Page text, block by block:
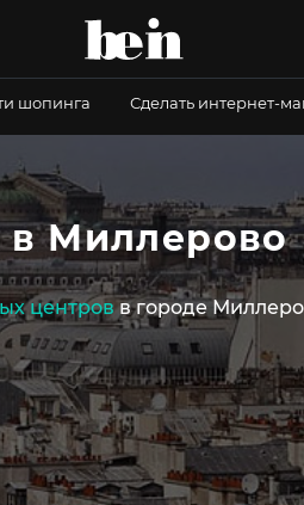
шопинга Сделать интернет-
в Миллерово
центровв городе